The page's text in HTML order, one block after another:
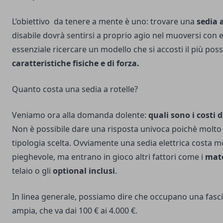
L’obiettivo da tenere a mente è uno: trovare una sedia
disabile dovrà sentirsi a proprio agio nel muoversi con
essenziale ricercare un modello che si accosti il più
caratteristiche fisiche e di forza.
Quanto costa una sedia a rotelle?
Veniamo ora alla domanda dolente: quali sono i costi
Non è possibile dare una risposta univoca poichè
tipologia scelta. Ovviamente una sedia elettrica costa
pieghevole, ma entrano in gioco altri fattori come i
telaio o gli optional inclusi.
In linea generale, possiamo dire che occupano una
ampia, che va dai 100 € ai 4.000 €.